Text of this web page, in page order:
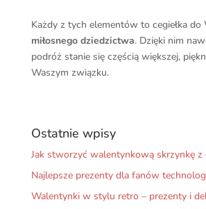
Każdy z tych elementów to cegiełka do
miłosnego dziedzictwa. Dzięki nim
podróż stanie się częścią większej,
Waszym związku.
Ostatnie wpisy
Jak stworzyć walentynkową skrzynkę z
Najlepsze prezenty dla fanów
Walentynki w stylu retro – prezenty i